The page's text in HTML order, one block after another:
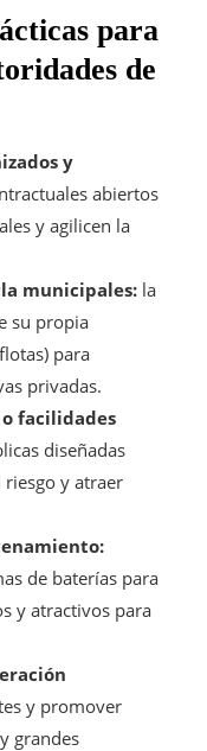
para
de
y
abiertos
y agilicen la
municipales: la
su propia
para
privadas.
facilidades
diseñadas
y atraer
de baterías para
y atractivos para
y promover
grandes